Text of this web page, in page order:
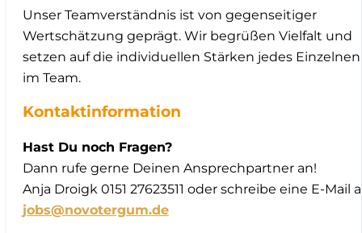
Unser Teamverständnis ist von gegenseitiger
Wertschätzung geprägt. Wir begrüßen Vielfalt und
setzen auf die individuellen Stärken jedes Einzelnen
im Team.
Kontaktinformation
Hast Du noch Fragen?
Dann rufe gerne Deinen Ansprechpartner an!
Anja Droigk 0151 27623511 oder schreibe eine E-Mail
jobs@novotergum.de